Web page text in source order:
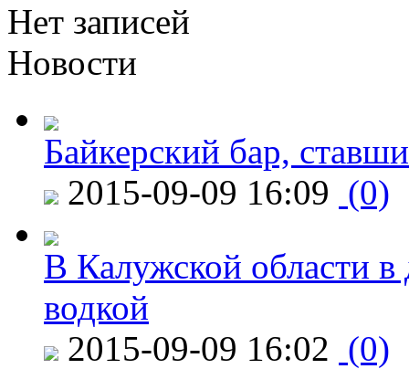
Нет записей
Новости
Байкерский бар,
2015-09-09 16:09 (0)
В Калужской области в
водкой
2015-09-09 16:02 (0)